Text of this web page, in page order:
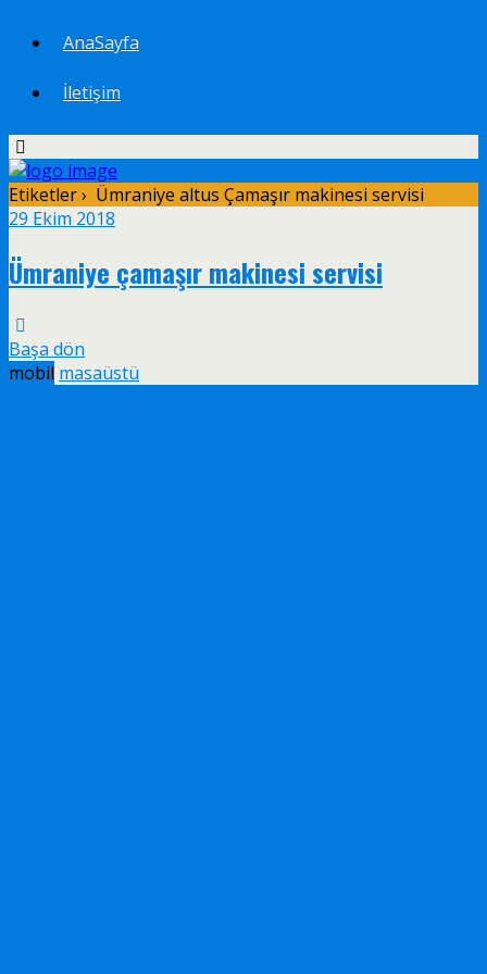
AnaSayfa
İletişim
Etiketler › Ümraniye altus Çamaşır makinesi servisi
29 Ekim 2018
Ümraniye çamaşır makinesi servisi
Başa dön
mobil masaüstü